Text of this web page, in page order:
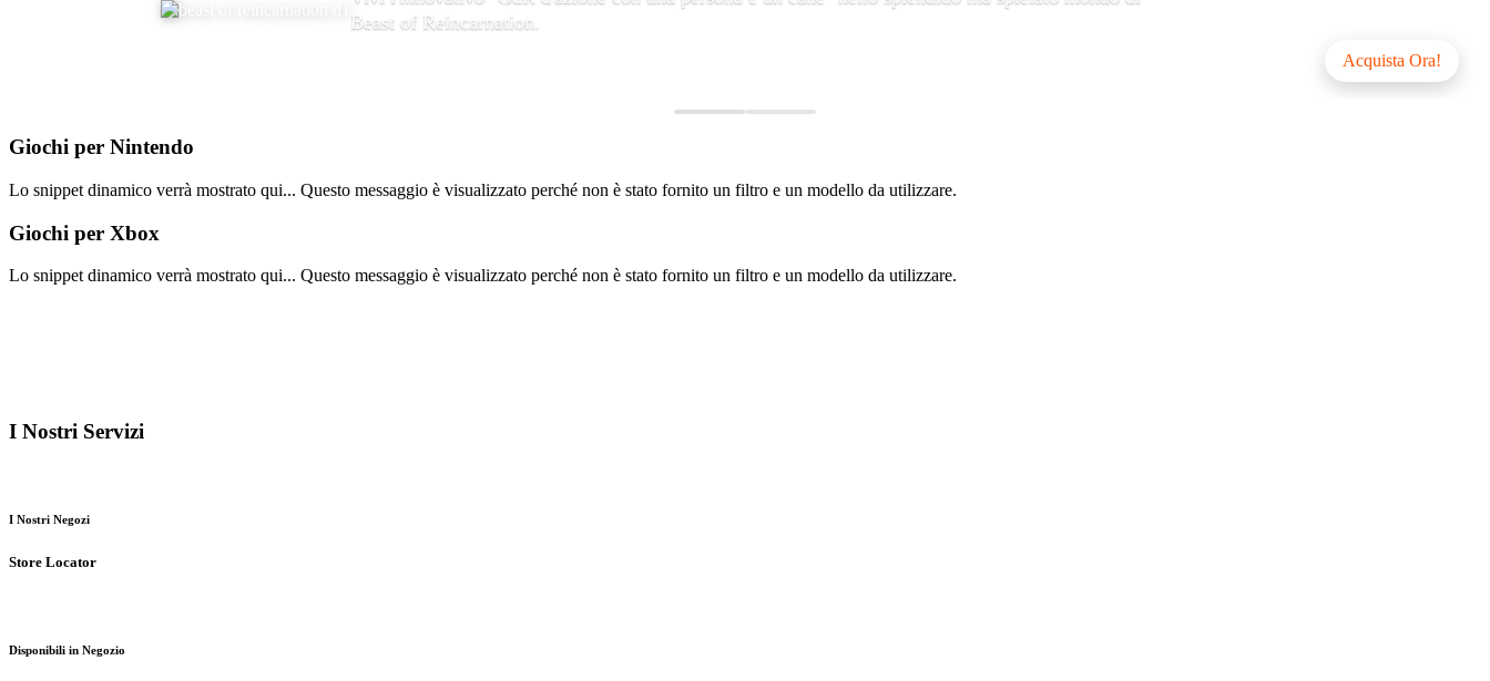
Beast of Reincarnation.
Acquista Ora!
Giochi per Nintendo
Lo snippet dinamico verrà mostrato qui... Questo messaggio è visualizzato perché non è stato fornito un filtro e un modello da utilizzare.
Giochi per Xbox
Lo snippet dinamico verrà mostrato qui... Questo messaggio è visualizzato perché non è stato fornito un filtro e un modello da utilizzare.
I Nostri Servizi
I Nostri Negozi
Store Locator
Disponibili in Negozio